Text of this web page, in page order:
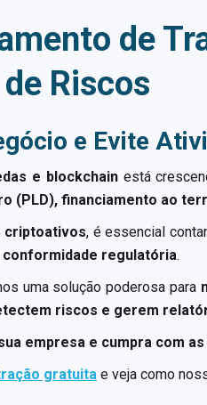
de
Riscos
e Evite
e blockchainestá
(PLD), financiamento ao
criptoativos, é essencial
regulatória.
uma solução poderosa para
riscos e gerem
empresa e cumpra com
gratuita e veja como